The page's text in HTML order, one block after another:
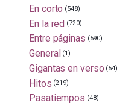
En corto (548)
En la red (720)
Entre páginas (590)
General (1)
Gigantas en verso (54)
Hitos (219)
Pasatiempos (48)